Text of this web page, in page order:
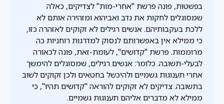
בפשטות, פונה פרשת "אחרי-מות" לצדיקים, כאלה
שמסוגלים לחקות את נדב ואביהוא ומזהירה אותם לא
ללכת בעקבותיהם. אנשים רגילים לא זקוקים לאזהרה כזו,
כי ממילא אין באפשרותם לנסוק למדרגות רוחניות כה
מרוממות. פרשת "קדושים", לעומת-זאת, פונה לכאורה
לבעלי-תשובה. כלומר: אנשים רגילים, שמסוגלים להימשך
אחרי תענוגות גשמיים ולהיכשל בחטאים ולכן זקוקים לשוב
בתשובה. צדיקים לא זקוקים להוראה "קדושים תהיו", כי
ממילא לא מדברים אליהם תענוגות גשמיים.